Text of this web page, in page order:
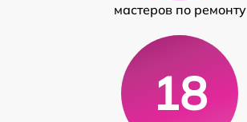
мастеров по ремонту
18